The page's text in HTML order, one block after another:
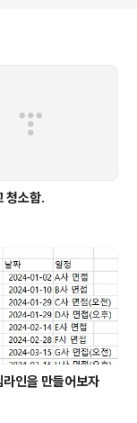
청소함.
인을 만들어보자